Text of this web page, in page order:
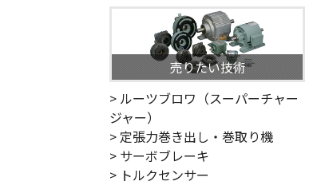
売りたい技術
> ルーツブロワ（スーパーチャー
ジャー）
> 定張力巻き出し・巻取り機
> サーボブレーキ
> トルクセンサー